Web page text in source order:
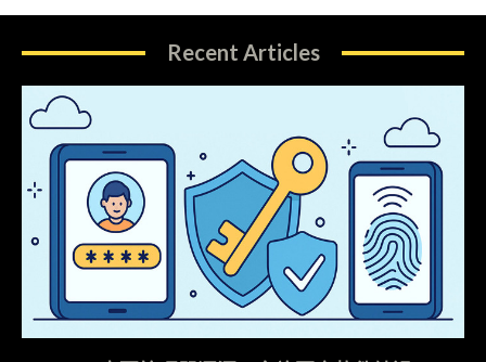
Recent Articles